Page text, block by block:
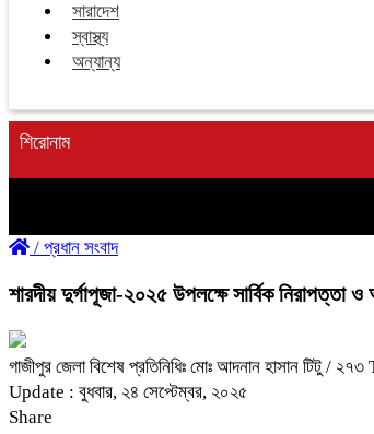
সারাদেশ
স্বাস্থ্য
অন্যান্য
শিরোনাম
/ প্রধান সংবাদ
শারদীয় দুর্গাপূজা-২০২৫ উপলক্ষে সার্বিক নিরাপত্তা
গাজীপুর জেলা বিশেষ প্রতিনিধিঃ মোঃ আদনান হাসান টিটু / ২৭৩
Update : বুধবার, ২৪ সেপ্টেম্বর, ২০২৫
Share